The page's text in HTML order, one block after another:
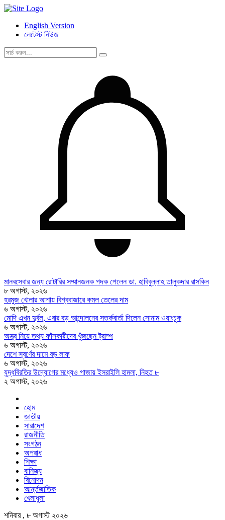
English Version
লেটেস্ট নিউজ
মানবসেবার জন্য রোটারির সম্মানজনক পদক পেলেন ডা. হাবিবুল্লাহ তালুকদার রাসকিন
৮ অগাস্ট, ২০২৬
হরমুজ খোলার আশায় বিশ্ববাজারে কমল তেলের দাম
৬ অগাস্ট, ২০২৬
মোদি এখন দুর্বল, এবার বড় আন্দোলনের সতর্কবার্তা দিলেন সোনাম ওয়াংচুক
৬ অগাস্ট, ২০২৬
অস্ত্র নিয়ে তথ্য ফাঁসকারীদের খুঁজছেন ট্রাম্প
৬ অগাস্ট, ২০২৬
দেশে স্বর্ণের দামে বড় লাফ
৬ অগাস্ট, ২০২৬
যুদ্ধবিরতির উদ্যোগের মধ্যেও গাজায় ইসরাইলি হামলা, নিহত ৮
২ অগাস্ট, ২০২৬
হোম
জাতীয়
সারাদেশ
রাজনীতি
সংগঠন
অপরাধ
শিক্ষা
বানিজ্য
বিনোদন
আর্ন্তজাতিক
খেলাধুলা
শনিবার , ৮ অগাস্ট ২০২৬